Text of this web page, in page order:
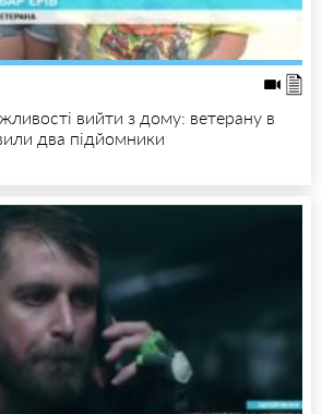
вийти з дому: ветерану в
два підйомники